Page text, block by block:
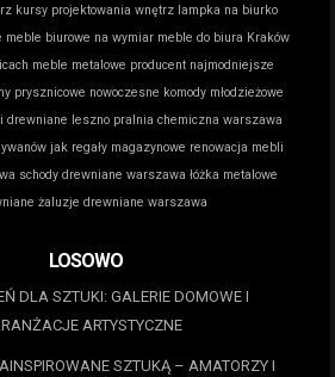
kursy projektowania wnętrz lampka na biurko
meble biurowe na wymiar meble do biura Kraków
meble metalowe producent najmodniejsze
prysznicowe nowoczesne komody młodzieżowe
drewniane leszno pralnia chemiczna warszawa
jak regały magazynowe renowacja mebli
schody drewniane warszawa łóżka metalowe
żaluzje drewniane warszawa
LOSOWO
DLA SZTUKI: GALERIE DOMOWE I
ARTYSTYCZNE
SZTUKĄ – AMATORZY I